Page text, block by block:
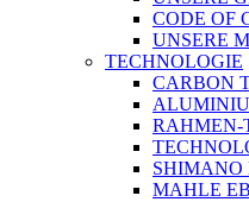
CODE OF
UNSERE
TECHNOLOGIE
CARBON
RAHMEN-
SHIMANO
MAHLE